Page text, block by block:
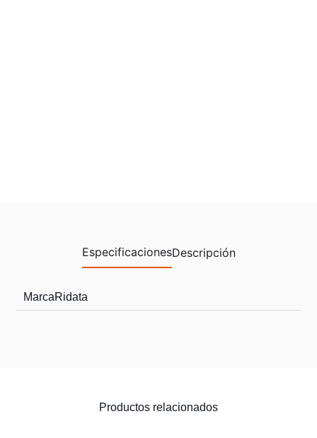
EspecificacionesDescripción
MarcaRidata
Productos relacionados